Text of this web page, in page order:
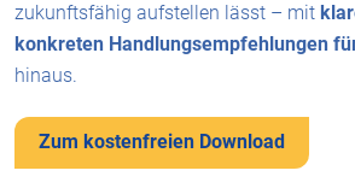
zukunftsfähig aufstellen lässt – mit
konkreten Handlungsempfehlungen
hinaus.
Zum kostenfreien Download